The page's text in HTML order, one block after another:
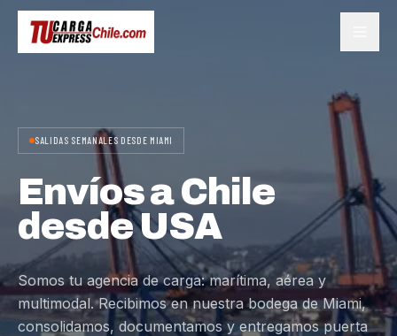
SALIDAS SEMANALES DESDE MIAMI
Envíos a Chile
desde USA
Somos tu agencia de carga: marítima, aérea y
multimodal. Recibimos en nuestra bodega de Miami,
consolidamos, documentamos y entregamos puerta